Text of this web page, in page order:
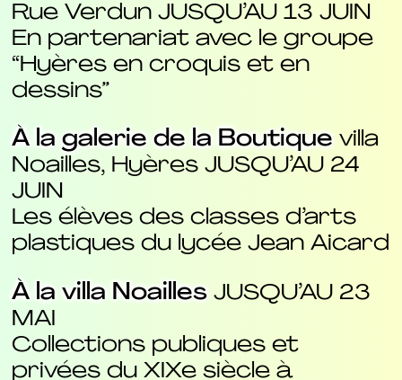
Rue Verdun JUSQU’AU 13 JUIN
En partenariat avec le groupe
“Hyères en croquis et en
dessins”
À la galerie de la Boutiquevilla
Noailles, Hyères JUSQU’AU 24
JUIN
Les élèves des classes d’arts
plastiques du lycée Jean Aicard
À la villa NoaillesJUSQU’AU 23
MAI
Collections publiques et
privées du XIXe siècle à